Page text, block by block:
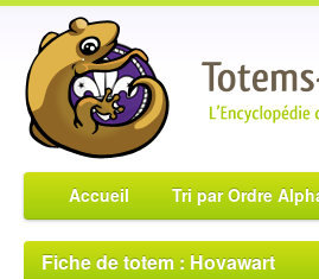
Accueil Tri par Ordre
Fiche de totem : Hovawart